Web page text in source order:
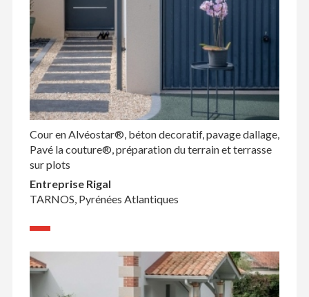
Cour en Alvéostar®, béton decoratif, pavage dallage,
Pavé la couture®, préparation du terrain et terrasse
sur plots
Entreprise Rigal
TARNOS, Pyrénées Atlantiques